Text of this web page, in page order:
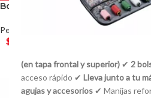
(en tapa frontal y superior) ✔ 2
acceso rápido ✔ Lleva junto a tu
agujas y accesorios ✔ Manijas
Bolso para Máquina de Coser
Perifericos
$